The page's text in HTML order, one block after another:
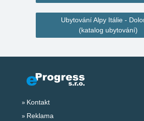
Ubytování Alpy Itálie -
(katalog ubytování)
Kontakt
Reklama